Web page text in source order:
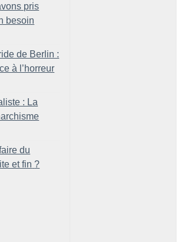
pris
besoin
de Berlin :
à l’horreur
: La
du
et fin ?